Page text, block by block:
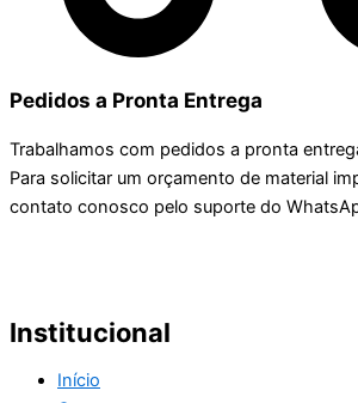
Pedidos a Pronta Entrega
Trabalhamos com pedidos a pronta
Para solicitar um orçamento de material
contato conosco pelo suporte do
Institucional
Início